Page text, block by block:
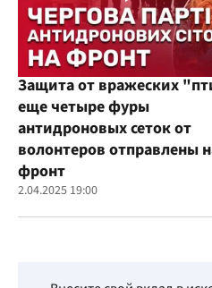
Защита от вражеских
еще четыре фуры
антидроновых сеток от
волонтеров отправлены
фронт
2.04.2025 19:00